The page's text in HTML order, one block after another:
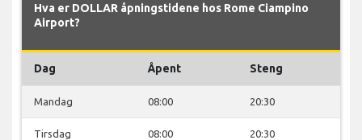
Hva er DOLLAR åpningstidene hos Rome Ciampino
Airport?
Dag Åpent Steng
Mandag 08:00 20:30
Tirsdag 08:00 20:30